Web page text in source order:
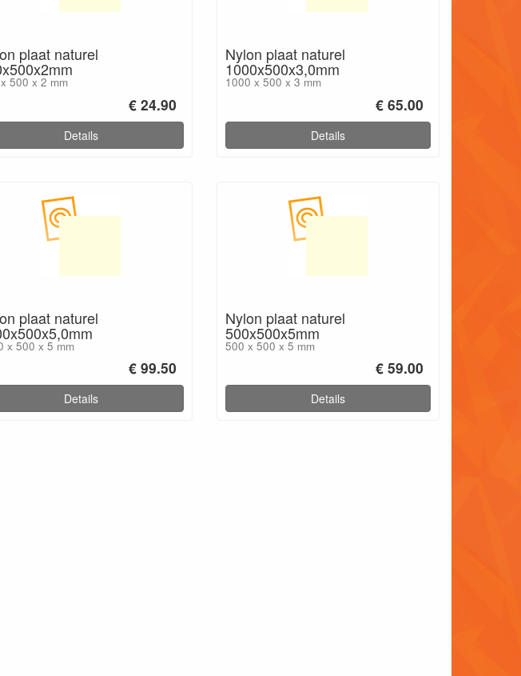
plaat naturel
500 x 2 mm
€ 24.90
Details
Nylon plaat naturel
1000x500x3,0mm
1000 x 500 x 3 mm
€ 65.00
Details
plaat naturel
x 500 x 5 mm
€ 99.50
Details
Nylon plaat naturel
500x500x5mm
500 x 500 x 5 mm
€ 59.00
Details